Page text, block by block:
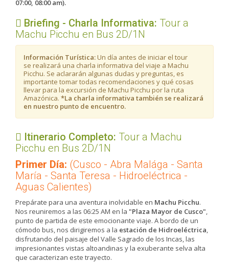
07:00, 08:00 am).
Briefing - Charla Informativa: ​Tour a
Machu Picchu en Bus 2D/1N
Información Turística:Un día antes de iniciar el tour
se realizará una charla informativa del viaje a Machu
Picchu. Se aclararán algunas dudas y preguntas, es
importante tomar todas recomendaciones y qué cosas
llevar para la excursión de Machu Picchu por la ruta
Amazónica. *La charla informativa también se realizará
en nuestro punto de encuentro.
Itinerario Completo: ​Tour a Machu
Picchu en Bus 2D/1N
Primer Día: (Cusco - Abra Malága - Santa
María - Santa Teresa - Hidroeléctrica -
Aguas Calientes)
Prepárate para una aventura inolvidable en Machu Picchu.
Nos reuniremos a las 06:25 AM en la "Plaza Mayor de Cusco"
punto de partida de este emocionante viaje. A bordo de un
cómodo bus, nos dirigiremos a la estación de Hidroeléctrica
disfrutando del paisaje del Valle Sagrado de los Incas, las
impresionantes vistas altoandinas y la exuberante selva alta
que caracterizan este trayecto.